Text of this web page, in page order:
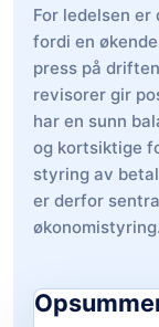
For ledelsen
fordi en
press på
revisorer gir
har en sunn
og kortsiktige
styring av
er derfor
økonomistyring.